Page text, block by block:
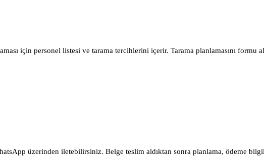
için personel listesi ve tarama tercihlerini içerir. Tarama planlamasını formu
üzerinden iletebilirsiniz. Belge teslim aldıktan sonra planlama, ödeme